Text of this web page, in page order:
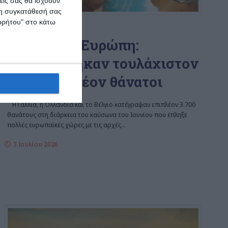
συγκατάθεσή σας
στο κάτω
ΚΌΣΜΟΣ
Καύσωνας Ευρώπη:
Καταγράφηκαν τουλάχιστον
3.700 επιπλέον θάνατοι
Η Γαλλία, η Ολλανδία και το Βέλγιο κατέγραψαν επιπλέον 3.700
θανάτους στη διάρκεια του καύσωνα του Ιουνίου που έπληξε
πολλές ευρωπαϊκές χώρες με τις αρχές…
3 Ιουλίου 2026